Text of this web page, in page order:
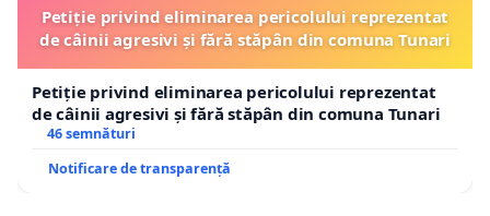
Petiție privind eliminarea pericolului reprezentat
de câinii agresivi și fără stăpân din comuna Tunari
Petiție privind eliminarea pericolului reprezentat
de câinii agresivi și fără stăpân din comuna Tunari
46 semnături
Notificare de transparență